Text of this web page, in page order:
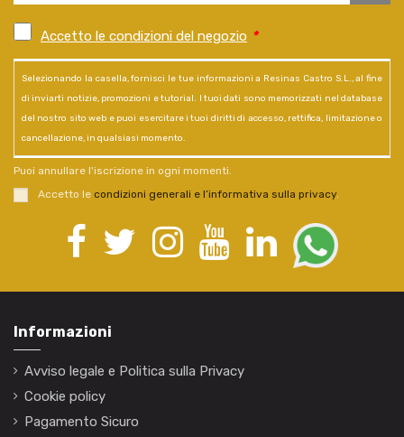
Accetto le condizioni del negozio *
Selezionando la casella, fornisci le tue informazioni a Resinas Castro S.L., al fine
di inviarti notizie, promozioni e tutorial. I tuoi dati sono memorizzati nel database
del nostro sito web e puoi esercitare i tuoi diritti di accesso, rettifica, limitazione o
cancellazione, in qualsiasi momento.
Puoi annullare l'iscrizione in ogni momenti.
Accetto le condizioni generali e l’informativa sulla privacy.
Informazioni
Avviso legale e Politica sulla Privacy
Cookie policy
Pagamento Sicuro